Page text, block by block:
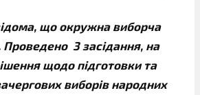
що окружна виборча
Проведено 3 засідання, на
щодо підготовки та
виборів народних